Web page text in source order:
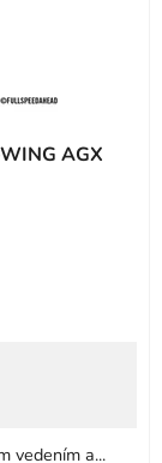
AGX
vedením a...